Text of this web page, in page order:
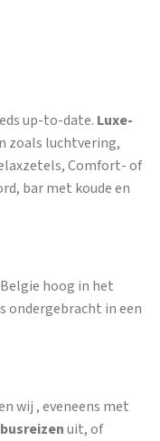
up-to-date. Luxe-
zoals luchtvering,
Comfort- of
bar met koude en
hoog in het
ondergebracht in een
wij , eveneens met
uit, of